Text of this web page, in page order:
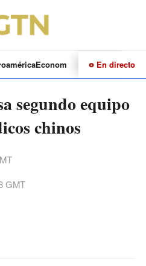
Economía CulturaDeportes
En directo
segundo equipo
chinos
GMT